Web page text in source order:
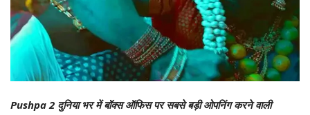
Pushpa 2 दुनिया भर में बॉक्स ऑफिस पर सबसे बड़ी ओपनिंग करने वाली